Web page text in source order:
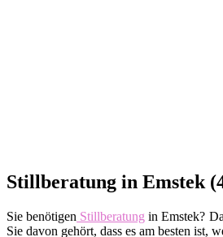
Stillberatung in Emstek
Sie benötigen Stillberatung in Emstek?
Sie davon gehört, dass es am besten ist,